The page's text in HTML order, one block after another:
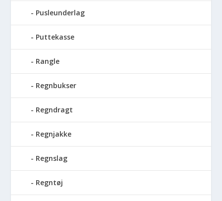
Pusleunderlag
Puttekasse
Rangle
Regnbukser
Regndragt
Regnjakke
Regnslag
Regntøj